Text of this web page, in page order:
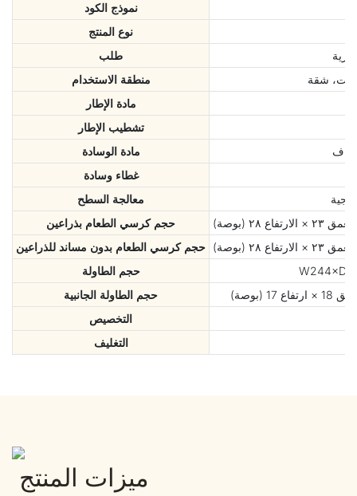
نموذج الكود
نوع المنتج
طلب
منطقة الاستخدام
شقة
مادة الإطار
تشطيب الإطار
مادة الوسادة
غطاء وسادة
معالجة السطح
حجم كرسي الطعام بذراعين
حجم كرسي الطعام بدون مساند للذراعين
حجم الطاولة
حجم الطاولة الجانبية
التخصيص
التغليف
ميزات المنتج